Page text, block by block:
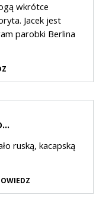
wkrótce
Jacek jest
parobki Berlina
ruską, kacapską